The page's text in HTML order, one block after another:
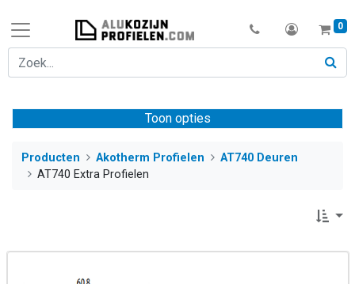
0
Toon opties
Producten Akotherm Profielen
AT740 Deuren
AT740 Extra Profielen